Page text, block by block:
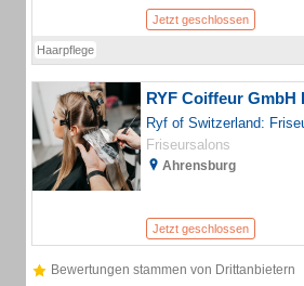
Jetzt geschlossen
Haarpflege
RYF Coiffeur GmbH
Friseursalons
Ahrensburg
Jetzt geschlossen
Bewertungen stammen von Drittanbietern